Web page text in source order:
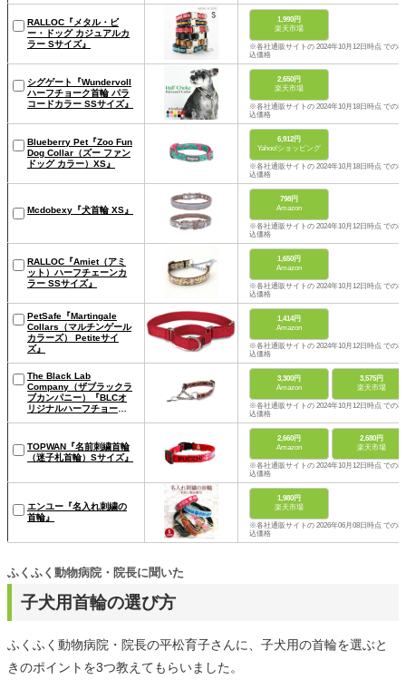
RALLOC『メタル・ビ
ー・ドッグ カジュアルカ
ラー Sサイズ』
1,990円
楽天市場
※各社通販サイトの 2024年10月12日時点 での税
込価格
シグゲート『Wundervoll
ハーフチョーク首輪 パラ
コードカラー SSサイズ』
2,650円
楽天市場
※各社通販サイトの 2024年10月18日時点 での税
込価格
Blueberry Pet『Zoo Fun
Dog Collar（ズー ファン
ドッグ カラー）XS』
6,912円
Yahoo!ショッピング
※各社通販サイトの 2024年10月18日時点 での税
込価格
Mcdobexy『犬首輪 XS』
798円
Amazon
※各社通販サイトの 2024年10月12日時点 での税
込価格
RALLOC『Amiet（アミ
ット）ハーフチェーンカ
ラー SSサイズ』
1,650円
Amazon
※各社通販サイトの 2024年10月12日時点 での税
込価格
PetSafe『Martingale
Collars（マルチンゲール
カラーズ） Petiteサイ
ズ』
1,414円
Amazon
※各社通販サイトの 2024年10月12日時点 での税
込価格
The Black Lab
Company（ザブラックラ
ブカンパニー）『BLCオ
リジナルハーフチョーク
3,300円
Amazon
3,575円
楽天市場
※各社通販サイトの 2024年10月12日時点 での税
込価格
TOPWAN『名前刺繍首輪
（迷子札首輪）Sサイズ』
2,660円
Amazon
2,680円
楽天市場
※各社通販サイトの 2024年10月12日時点 での税
込価格
エンユー『名入れ刺繍の
首輪』
1,980円
楽天市場
※各社通販サイトの 2026年06月08日時点 での税
込価格
子犬用首輪の選び方
ふくふく動物病院・院長に聞いた
ふくふく動物病院・院長の平松育子さんに、子犬用の首輪を選ぶと
きのポイントを3つ教えてもらいました。